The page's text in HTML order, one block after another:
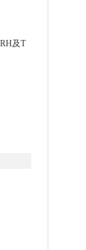
及T